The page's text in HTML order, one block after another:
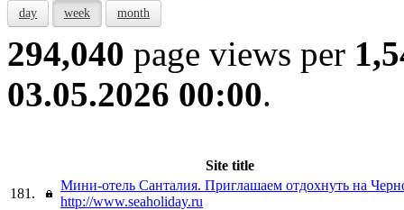
day week month
294,040 page views per
03.05.2026 00:00.
Site title
181.
Мини-отель Санталия. Приглашаем отдохнуть на
http://www.seaholiday.ru